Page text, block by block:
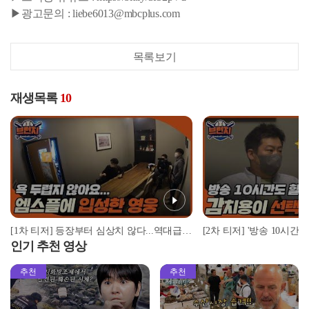
▶광고문의 : liebe6013@mbcplus.com
목록보기
재생목록 10
[1차 티저] 등장부터 심상치 않다...역대급 입담 ○○○, 엠스플 입성 #베이스볼런치 #스톡킹 #이벤트
인기 추천 영상
추천 추천